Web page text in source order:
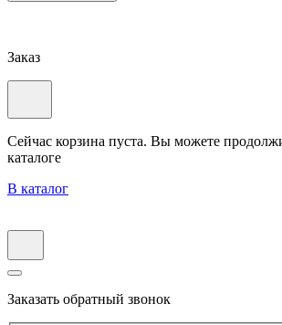
Заказ
Сейчас корзина пуста. Вы можете
каталоге
В каталог
Заказать обратный звонок